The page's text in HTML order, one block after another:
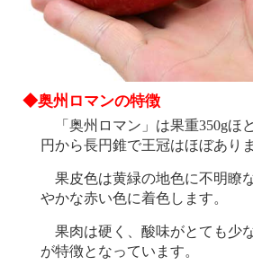
◆奥州ロマンの特徴
「奥州ロマン」は果重350gほ
円から長円錐で王冠はほぼあり
果皮色は黄緑の地色に不明瞭
やかな赤い色に着色します。
果肉は硬く、酸味がとても少
が特徴となっています。